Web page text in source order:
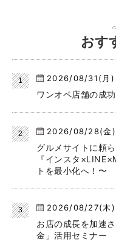
おす
2026/08/31(月)
ワンオペ店舗の成
2026/08/28(金)
グルメサイトに頼
『インスタ
トを最小化へ！〜
2026/08/27(木)
お店の成長を加速
金」活用セミナー